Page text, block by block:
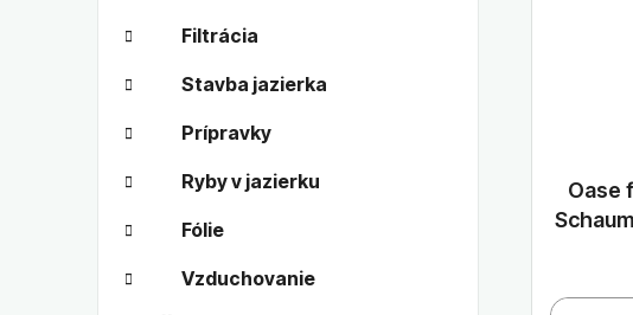
Filtrácia
Stavba jazierka
Prípravky
Ryby v jazierku
Fólie
Vzduchovanie
Oase